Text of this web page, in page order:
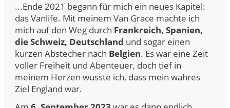
...Ende 2021 begann für mich ein neues Kapitel:
das Vanlife. Mit meinem Van Grace machte ich
mich auf den Weg durch Frankreich, Spanien,
die Schweiz, Deutschland und sogar einen
kurzen Abstecher nach Belgien. Es war eine Zeit
voller Freiheit und Abenteuer, doch tief in
meinem Herzen wusste ich, dass mein wahres
Ziel England war.